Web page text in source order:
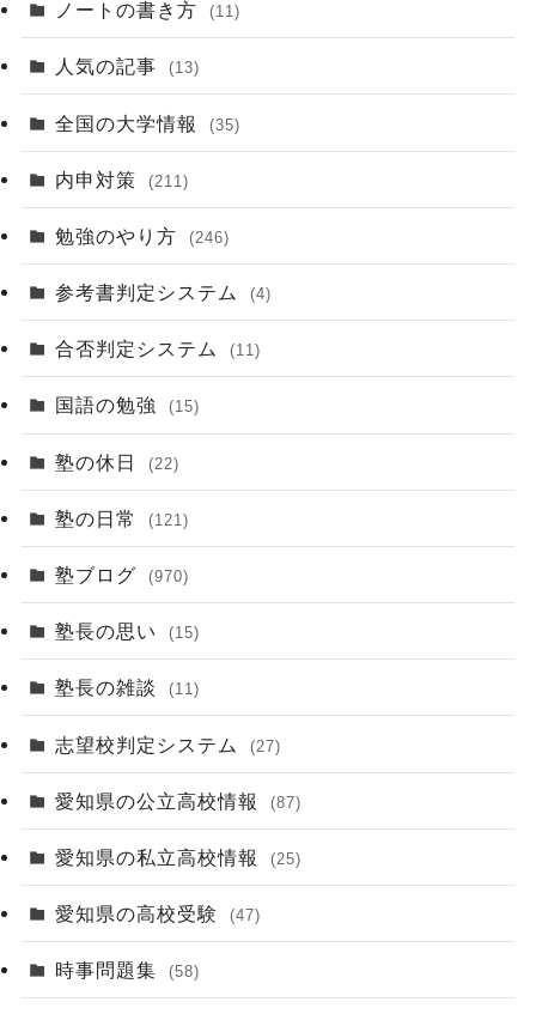
ノートの書き方 (11)
人気の記事 (13)
全国の大学情報 (35)
内申対策 (211)
勉強のやり方 (246)
参考書判定システム (4)
合否判定システム (11)
国語の勉強 (15)
塾の休日 (22)
塾の日常 (121)
塾ブログ (970)
塾長の思い (15)
塾長の雑談 (11)
志望校判定システム (27)
愛知県の公立高校情報 (87)
愛知県の私立高校情報 (25)
愛知県の高校受験 (47)
時事問題集 (58)